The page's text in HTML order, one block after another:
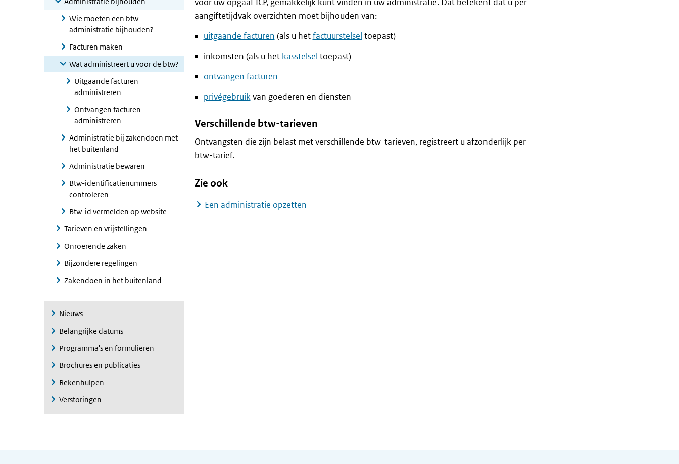
Wie moeten een btw-
administratie bijhouden?
Facturen maken
Wat administreert u voor de btw?
Uitgaande facturen
administreren
Ontvangen facturen
administreren
Administratie bij zakendoen met
het buitenland
Administratie bewaren
Btw-identificatienummers
controleren
Btw-id vermelden op website
Tarieven en vrijstellingen
Onroerende zaken
Bijzondere regelingen
Zakendoen in het buitenland
Nieuws
Belangrijke datums
Programma's en formulieren
Brochures en publicaties
Rekenhulpen
Verstoringen
aangiftetijdvak overzichten moet bijhouden van:
uitgaande facturen (als u hetfactuurstelsel toepast)
inkomsten (als u het kasstelsel toepast)
ontvangen facturen
privégebruikvan goederen en diensten
Verschillende btw-tarieven
Ontvangsten die zijn belast met verschillende btw-tarieven, registreert u afzonderlijk per
btw-tarief.
Zie ook
Een administratie opzetten